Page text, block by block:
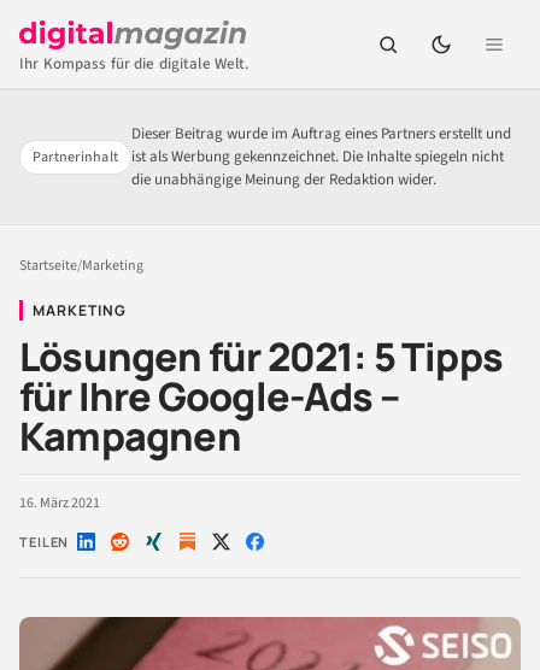
Ihr Kompass für die digitale Welt.
Partnerinhalt
Dieser Beitrag wurde im Auftrag eines Partners erstellt und
ist als Werbung gekennzeichnet. Die Inhalte spiegeln nicht
die unabhängige Meinung der Redaktion wider.
Startseite/Marketing
MARKETING
Lösungen für 2021: 5 Tipps
für Ihre Google-Ads –
Kampagnen
16. März 2021
TEILEN Auf Auf Auf Auf Auf